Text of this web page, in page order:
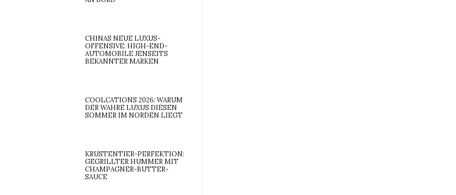
CHINAS NEUE LUXUS-
OFFENSIVE: HIGH-END-
AUTOMOBILE JENSEITS
BEKANNTER MARKEN
COOLCATIONS 2026: WARUM
DER WAHRE LUXUS DIESEN
SOMMER IM NORDEN LIEGT
KRUSTENTIER-PERFEKTION:
GEGRILLTER HUMMER MIT
CHAMPAGNER-BUTTER-
SAUCE